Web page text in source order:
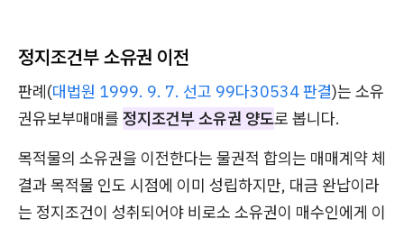
정지조건부 소유권 이전
판례(대법원 1999. 9. 7. 선고 99다30534 판결)는 소유
권유보부매매를 정지조건부 소유권 양도로 봅니다.
목적물의 소유권을 이전한다는 물권적 합의는 매매계약 체
결과 목적물 인도 시점에 이미 성립하지만, 대금 완납이라
는 정지조건이 성취되어야 비로소 소유권이 매수인에게 이